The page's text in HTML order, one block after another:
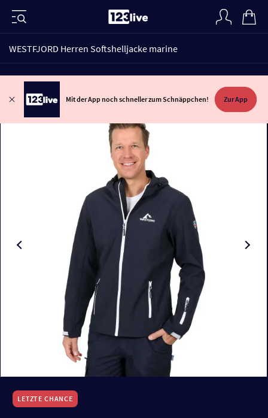
WESTFJORD Herren Softshelljacke marine
Mit der App noch schneller zum Schnäppchen! Zur App
LETZTE CHANCE